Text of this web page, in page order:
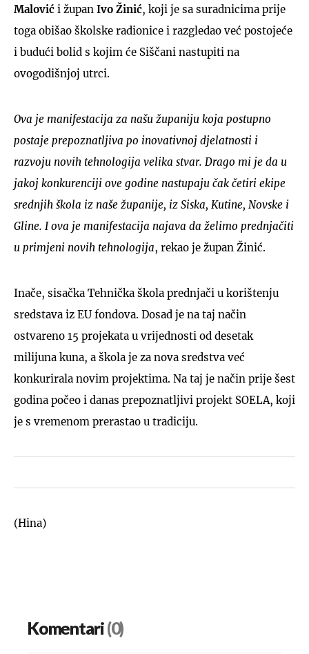
Malović i župan Ivo Žinić, koji je sa suradnicima prije
toga obišao školske radionice i razgledao već postojeće
i budući bolid s kojim će Siščani nastupiti na
ovogodišnjoj utrci.
Ova je manifestacija za našu županiju koja postupno
postaje prepoznatljiva po inovativnoj djelatnosti i
razvoju novih tehnologija velika stvar. Drago mi je da u
jakoj konkurenciji ove godine nastupaju čak četiri ekipe
srednjih škola iz naše županije, iz Siska, Kutine, Novske i
Gline. I ova je manifestacija najava da želimo prednjačiti
u primjeni novih tehnologija, rekao je župan Žinić.
Inače, sisačka Tehnička škola prednjači u korištenju
sredstava iz EU fondova. Dosad je na taj način
ostvareno 15 projekata u vrijednosti od desetak
milijuna kuna, a škola je za nova sredstva već
konkurirala novim projektima. Na taj je način prije šest
godina počeo i danas prepoznatljivi projekt SOELA, koji
je s vremenom prerastao u tradiciju.
(Hina)
Komentari(0)